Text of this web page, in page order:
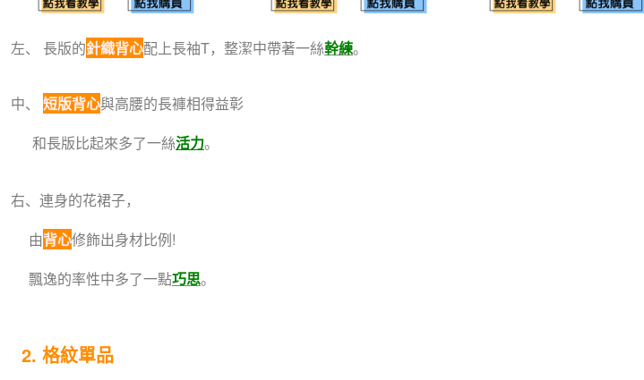
左、 長版的針織背心配上長袖T，整潔中帶著一絲幹練。
中、 短版背心與高腰的長褲相得益彰
和長版比起來多了一絲活力。
右、連身的花裙子，
由背心修飾出身材比例!
飄逸的率性中多了一點巧思。
2. 格紋單品